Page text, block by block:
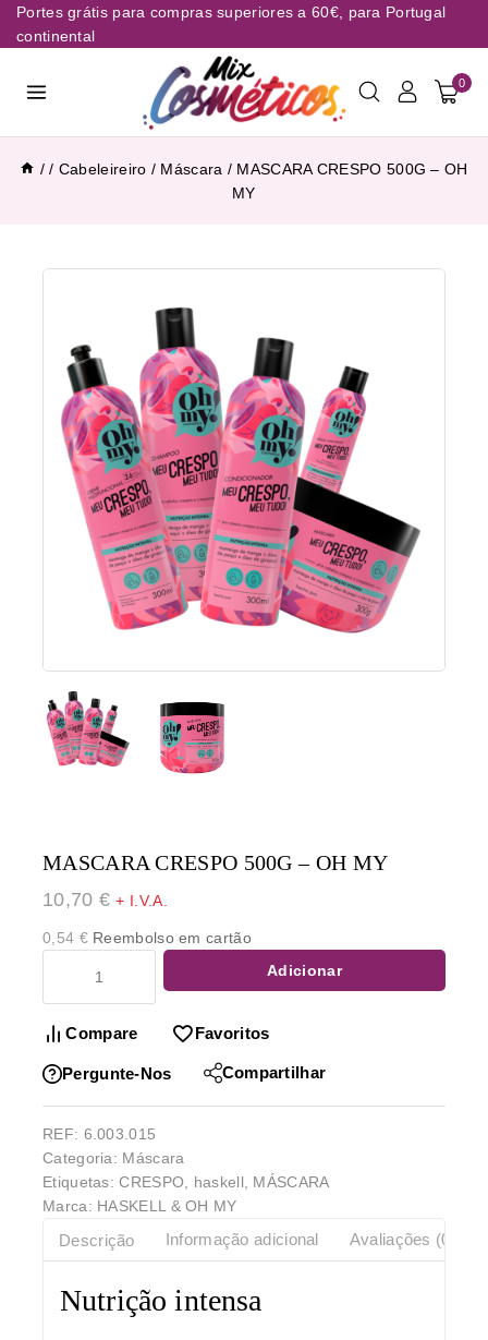
Portes grátis para compras superiores a 60€, para Portugal
continental
0
/ / Cabeleireiro / Máscara / MASCARA CRESPO 500G – OH
MY
MASCARA CRESPO 500G – OH MY
10,70 € + I.V.A.
0,54 €Reembolso em cartão
Adicionar
Compare Favoritos
Pergunte-Nos Compartilhar
REF: 6.003.015
Categoria: Máscara
Etiquetas:CRESPO haskell
MÁSCARA
Marca: HASKELL & OH MY
Descrição Informação adicional Avaliações (0)
Nutrição intensa